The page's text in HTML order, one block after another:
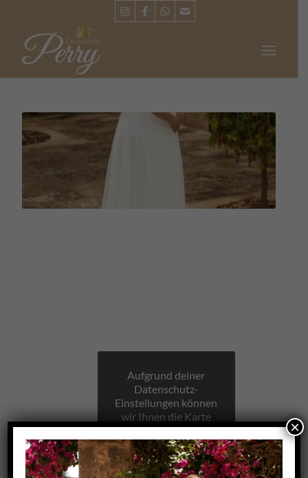
Aufgrund deiner
Datenschutz-
Einstellungen können
wir Ihnen die Karte
nicht anzeigen.
Klicken Sie hier, um
die Karte in einem
neuen Fenster zu
×